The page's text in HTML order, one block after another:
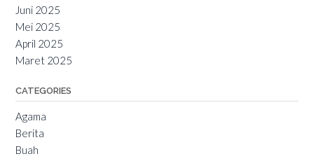
Juni 2025
Mei 2025
April 2025
Maret 2025
CATEGORIES
Agama
Berita
Buah